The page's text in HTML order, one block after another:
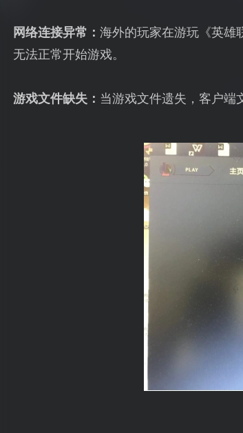
网络连接异常： 海外的玩家在游玩《英雄
无法正常开始游戏。
游戏文件缺失： 当游戏文件遗失，客户端